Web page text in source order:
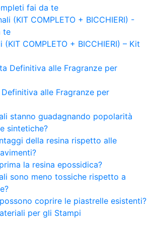
fai da te
COMPLETO + BICCHIERI) – Kit
alle Fragranze per
stanno guadagnando popolarità
sintetiche?
della resina rispetto alle
la resina epossidica?
sono meno tossiche rispetto a
coprire le piastrelle esistenti?
per gli Stampi